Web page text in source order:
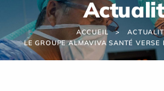
ACCUEIL
LE GROUPE ALMAVIVA SANTÉ VERSE